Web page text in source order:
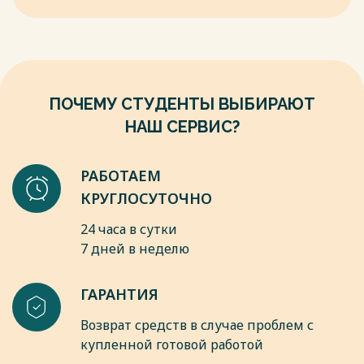
медицинского страхования в РФ / А.С. Амбросьева, А.А.
17 с. - URL:
(дата обращения: 29.09.2025). – Текст: электронный.
Весь текст будет доступенпосле покупки
ПОЧЕМУ СТУДЕНТЫ ВЫБИРАЮТ
НАШ СЕРВИС?
РАБОТАЕМ
КРУГЛОСУТОЧНО
24 часа в сутки
7 дней в неделю
ГАРАНТИЯ
Возврат средств в случае проблем с
купленной готовой работой